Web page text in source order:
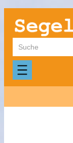
Zum
Inhalt
springen
Suchen